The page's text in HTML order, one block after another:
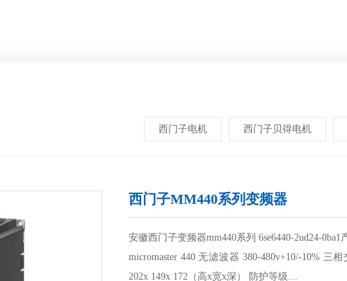
西门子电机 西门子贝得电机
西门子MM440系列变频器
安徽西门子变频器mm440系列 6se6440-2ud24-0ba1
micromaster 440 无滤波器 380-480v+10/-10% 三
202x 149x 172（高x宽x深） 防护等级…